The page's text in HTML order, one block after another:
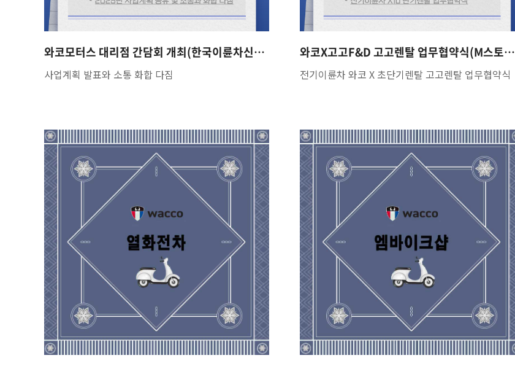
와코모터스 대리점 간담회 개최(한국이륜차신문 468호)
사업계획 발표와 소통 화합 다짐
와코X고고F&D 고고렌탈 업무협약식(M스토리 204호)
전기이륜차 와코 X 초단기렌탈 고고렌탈 업무협약식